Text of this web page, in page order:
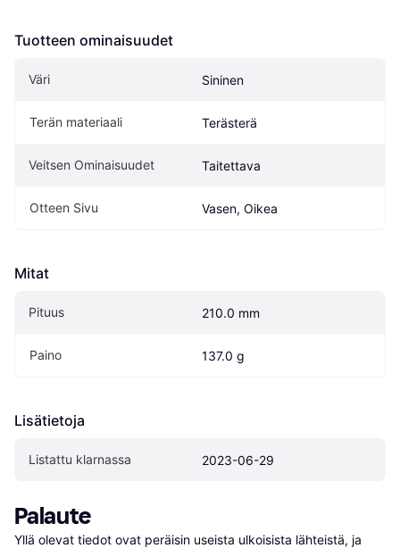
Tuotteen ominaisuudet
Väri Sininen
Terän materiaali Terästerä
Veitsen Ominaisuudet Taitettava
Otteen Sivu Vasen, Oikea
Mitat
Pituus 210.0 mm
Paino 137.0 g
Lisätietoja
Listattu klarnassa 2023-06-29
Palaute
Yllä olevat tiedot ovat peräisin useista ulkoisista lähteistä, ja